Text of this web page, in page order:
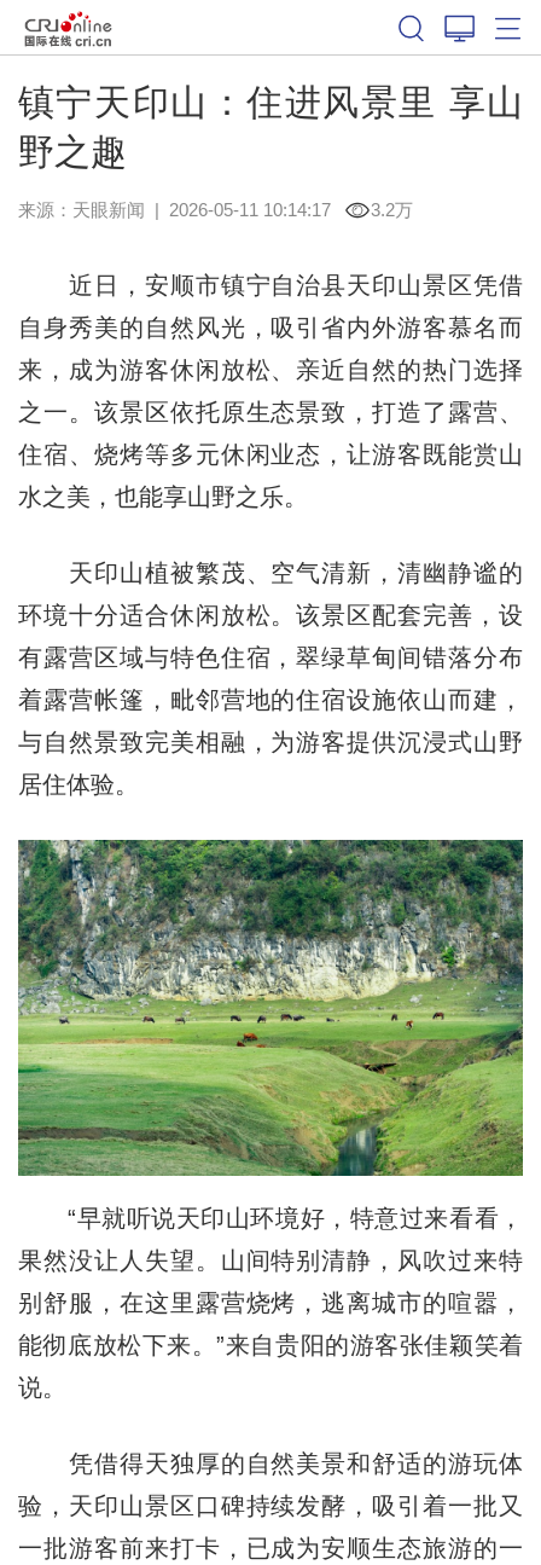
镇宁天印山：住进风景里 享山
野之趣
来源： 天眼新闻 | 2026-05-11 10:14:17 3.2万
近日，安顺市镇宁自治县天印山景区凭借
自身秀美的自然风光，吸引省内外游客慕名而
来，成为游客休闲放松、亲近自然的热门选择
之一。该景区依托原生态景致，打造了露营、
住宿、烧烤等多元休闲业态，让游客既能赏山
水之美，也能享山野之乐。
天印山植被繁茂、空气清新，清幽静谧的
环境十分适合休闲放松。该景区配套完善，设
有露营区域与特色住宿，翠绿草甸间错落分布
着露营帐篷，毗邻营地的住宿设施依山而建，
与自然景致完美相融，为游客提供沉浸式山野
居住体验。
“早就听说天印山环境好，特意过来看看，
果然没让人失望。山间特别清静，风吹过来特
别舒服，在这里露营烧烤，逃离城市的喧嚣，
能彻底放松下来。”来自贵阳的游客张佳颖笑着
说。
凭借得天独厚的自然美景和舒适的游玩体
验，天印山景区口碑持续发酵，吸引着一批又
一批游客前来打卡，已成为安顺生态旅游的一